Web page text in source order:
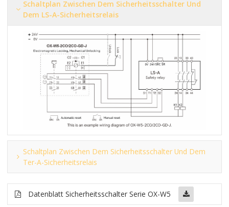
Schaltplan Zwischen Dem Sicherheitsschalter Und
Dem LS-A-Sicherheitsrelais
Schaltplan Zwischen Dem Sicherheitsschalter Und Dem
Ter-A-Sicherheitsrelais
Datenblatt Sicherheitsschalter Serie OX-W5